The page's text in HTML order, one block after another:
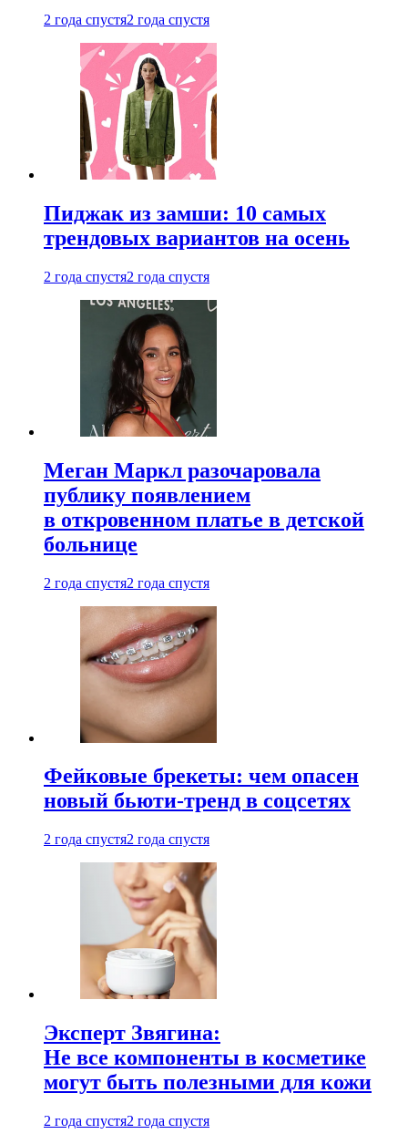
2 года спустя2 года спустя
Пиджак из замши: 10 самых
трендовых вариантов на осень
2 года спустя2 года спустя
Меган Маркл разочаровала
публику появлением
в откровенном платье в детской
больнице
2 года спустя2 года спустя
Фейковые брекеты: чем опасен
новый бьюти-тренд в соцсетях
2 года спустя2 года спустя
Эксперт Звягина:
Не все компоненты в косметике
могут быть полезными для кожи
2 года спустя2 года спустя